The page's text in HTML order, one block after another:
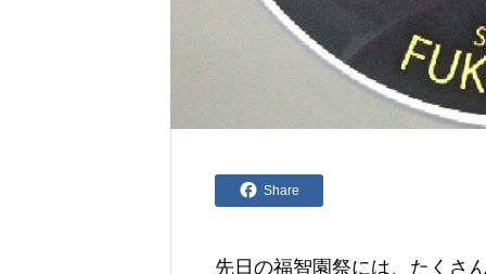
Share
先日の福智園祭には、たくさ